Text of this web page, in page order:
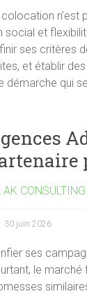
colocation n’est
social et
ses critères
et établir
démarche qui
AK CONSULTING
30 juin 2026
ses
le